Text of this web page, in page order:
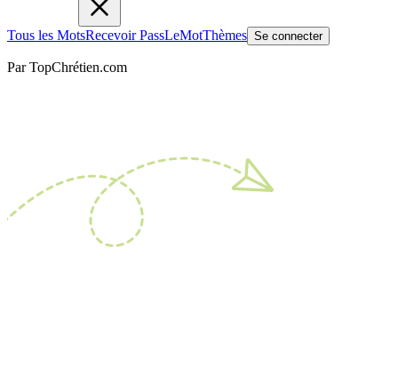
Tous les MotsRecevoir PassLeMotThèmes Se connecter
Par TopChrétien.com